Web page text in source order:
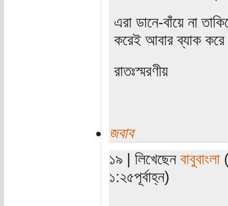
এরা ডানে-বাঁয়ে না
করেই আবার ব্যাক
রাতঃস্মরণীয়
জবাব
১৯ | লিখেছেন বাবুবাংলা
১:২৫পূর্বাহ্ন)